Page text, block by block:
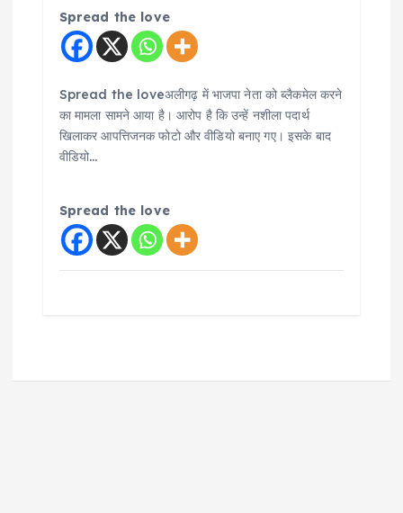
Spread the love
Spread the loveअलीगढ़ में भाजपा नेता को ब्लैकमेल करने
का मामला सामने आया है। आरोप है कि उन्हें नशीला पदार्थ
खिलाकर आपत्तिजनक फोटो और वीडियो बनाए गए। इसके बाद
वीडियो…
Spread the love